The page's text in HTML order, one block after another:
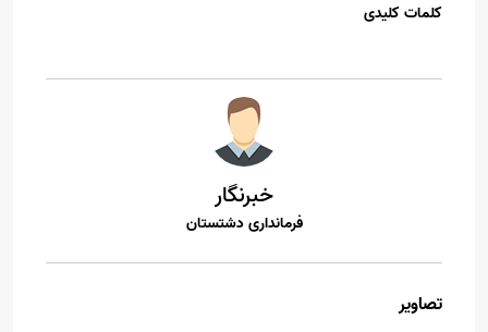
کلمات کلیدی
خبرنگار
فرمانداری دشتستان
تصاویر